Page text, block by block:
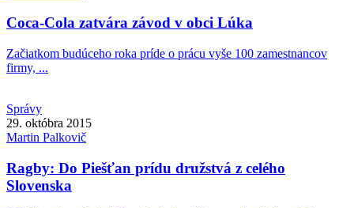
Coca-Cola zatvára závod v obci Lúka
Začiatkom budúceho roka príde o prácu vyše 100 zamestnancov
firmy, ...
Správy
29. októbra 2015
Martin Palkovič
Ragby: Do Piešťan prídu družstvá z celého
Slovenska